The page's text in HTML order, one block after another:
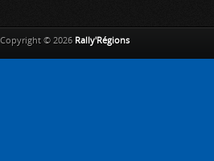
Copyright © 2026 Rally'Régions